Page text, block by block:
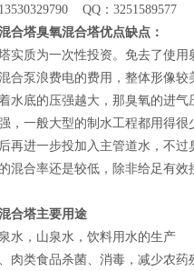
QQ：3251589577
合塔臭氧混合塔优点缺点：
实质为一次性投资。免去了使用
合泵浪费电的费用，整体形像较
水底的压强越大，那臭氧的进气
，一般大型的制水工程都用得很
再进一步投加入主管道水，不过
混合率还是较低，除非给足有效
合塔主要用途
水，山泉水，饮料用水的生产
肉类食品杀菌、消毒，减少农药